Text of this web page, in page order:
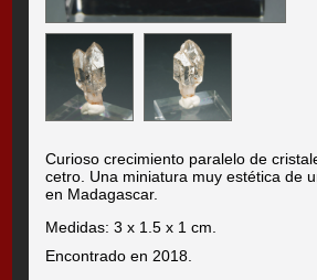
Curioso crecimiento paralelo de
cetro. Una miniatura muy estética de
en Madagascar.
Medidas: 3 x 1.5 x 1 cm.
Encontrado en 2018.